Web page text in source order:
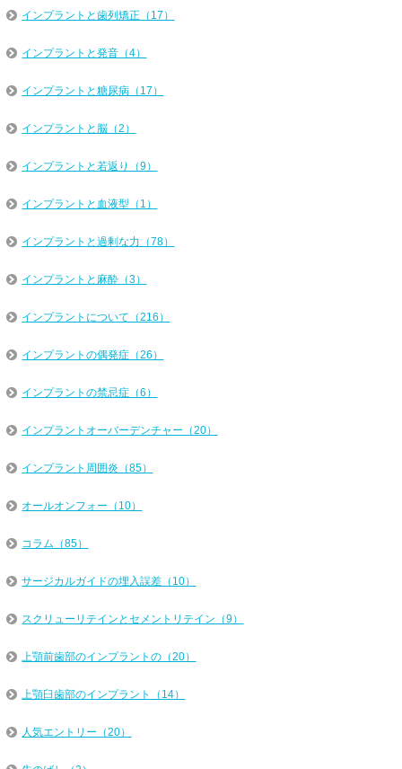
インプラントと歯列矯正（17）
インプラントと発音（4）
インプラントと糖尿病（17）
インプラントと脳（2）
インプラントと若返り（9）
インプラントと血液型（1）
インプラントと過剰な力（78）
インプラントと麻酔（3）
インプラントについて（216）
インプラントの偶発症（26）
インプラントの禁忌症（6）
インプラントオーバーデンチャー（20）
インプラント周囲炎（85）
オールオンフォー（10）
コラム（85）
サージカルガイドの埋入誤差（10）
スクリューリテインとセメントリテイン（9）
上顎前歯部のインプラントの（20）
上顎臼歯部のインプラント（14）
人気エントリー（20）